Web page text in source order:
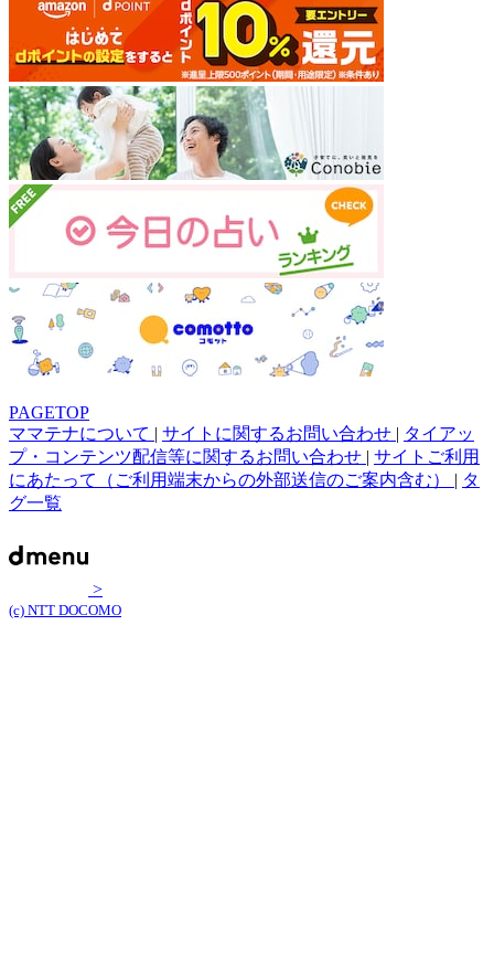
PAGETOP
ママテナについて | サイトに関するお問い合わせ | タイアッ
プ・コンテンツ配信等に関するお問い合わせ | サイトご利用
にあたって（ご利用端末からの外部送信のご案内含む） | タ
グ一覧
>
(c) NTT DOCOMO